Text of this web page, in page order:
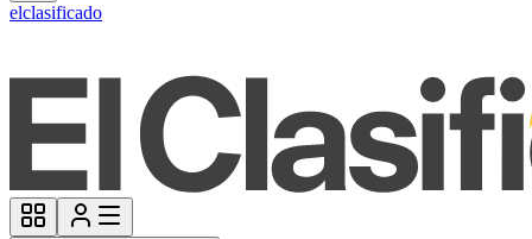
elclasificado